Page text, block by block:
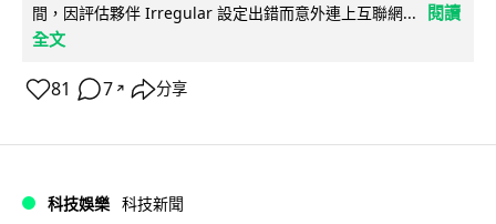
間，因評估夥伴 Irregular 設定出錯而意外連上互聯網...
閱讀
全文
81 7 ↗ 分享
科技娛樂 科技新聞